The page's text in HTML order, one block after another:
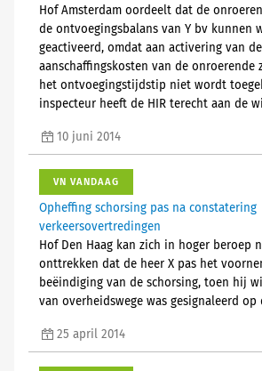
Hof Amsterdam oordeelt dat de
de ontvoegingsbalans van Y bv kunnen
geactiveerd, omdat aan activering van de
aanschaffingskosten van de onroerende
het ontvoegingstijdstip niet wordt
inspecteur heeft de HIR terecht aan de
10 juni 2014
VN VANDAAG
Opheffing schorsing pas na constatering
verkeersovertredingen
Hof Den Haag kan zich in hoger beroep
onttrekken dat de heer X pas het
beëindiging van de schorsing, toen hij
van overheidswege was gesignaleerd op
25 april 2014